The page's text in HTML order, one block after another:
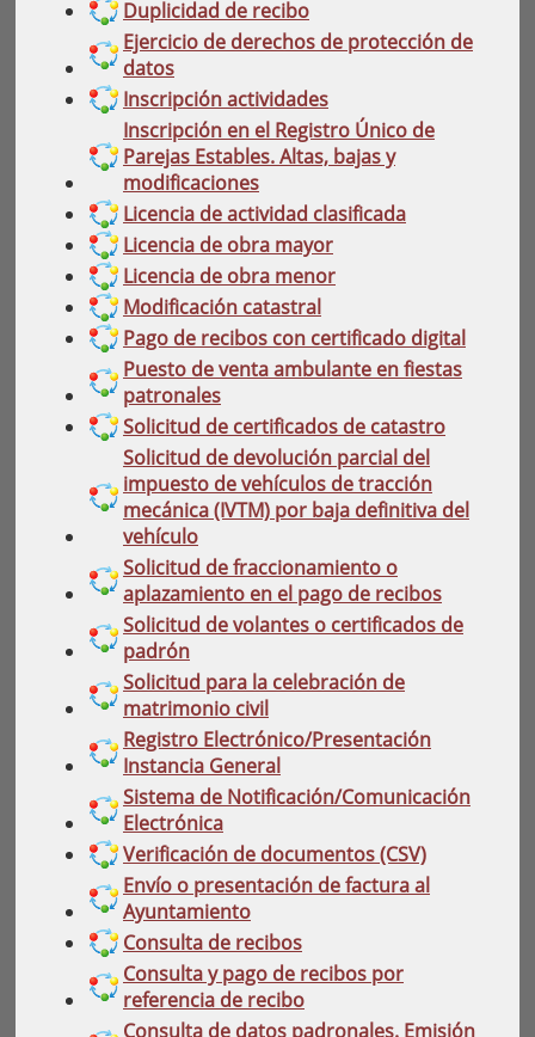
Duplicidad de recibo
Ejercicio de derechos de protección de
datos
Inscripción actividades
Inscripción en el Registro Único de
Parejas Estables. Altas, bajas y
modificaciones
Licencia de actividad clasificada
Licencia de obra mayor
Licencia de obra menor
Modificación catastral
Pago de recibos con certificado digital
Puesto de venta ambulante en fiestas
patronales
Solicitud de certificados de catastro
Solicitud de devolución parcial del
impuesto de vehículos de tracción
mecánica (IVTM) por baja definitiva del
vehículo
Solicitud de fraccionamiento o
aplazamiento en el pago de recibos
Solicitud de volantes o certificados de
padrón
Solicitud para la celebración de
matrimonio civil
Registro Electrónico/Presentación
Instancia General
Sistema de Notificación/Comunicación
Electrónica
Verificación de documentos (CSV)
Envío o presentación de factura al
Ayuntamiento
Consulta de recibos
Consulta y pago de recibos por
referencia de recibo
Consulta de datos padronales. Emisión